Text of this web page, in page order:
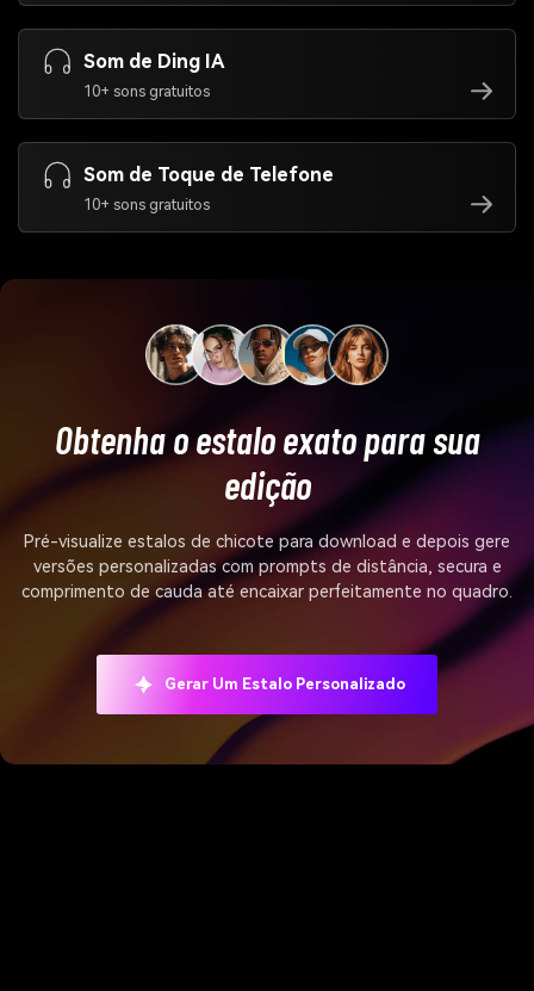
Som de Ding IA
10+ sons gratuitos
Som de Toque de Telefone
10+ sons gratuitos
Obtenha o estalo exato para sua
edição
Pré-visualize estalos de chicote para download e depois gere
versões personalizadas com prompts de distância, secura e
comprimento de cauda até encaixar perfeitamente no quadro.
Gerar Um Estalo Personalizado